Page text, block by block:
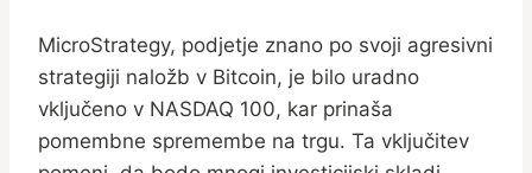
MicroStrategy, podjetje znano po svoji agresivni
strategiji naložb v Bitcoin, je bilo uradno
vključeno v NASDAQ 100, kar prinaša
pomembne spremembe na trgu. Ta vključitev